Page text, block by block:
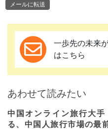
メールに転送
一歩先の未来
はこちら
あわせて読みたい
中国オンライン旅行大
る、中国人旅行市場の